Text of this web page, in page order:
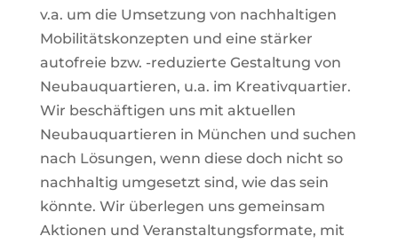
v.a. um die Umsetzung von nachhaltigen
Mobilitätskonzepten und eine stärker
autofreie bzw. -reduzierte Gestaltung von
Neubauquartieren, u.a. im Kreativquartier.
Wir beschäftigen uns mit aktuellen
Neubauquartieren in München und suchen
nach Lösungen, wenn diese doch nicht so
nachhaltig umgesetzt sind, wie das sein
könnte. Wir überlegen uns gemeinsam
Aktionen und Veranstaltungsformate, mit